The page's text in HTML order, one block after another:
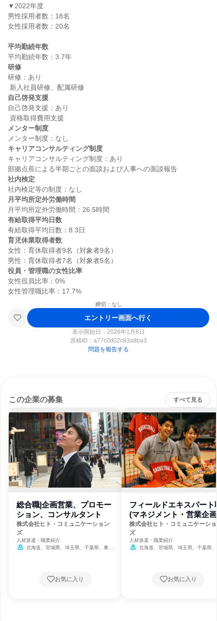
▼2022年度
男性採用者数：18名
女性採用者数：20名
平均勤続年数
研修
研修：あり
自己啓発支援
自己啓発支援：あり
メンター制度
キャリアコンサルティング制度
キャリアコンサルティング制度：あり
社内検定
月平均所定外労働時間
有給取得平均日数
育児休業取得者数
女性：育休取得者9名（対象者9名）
役員・管理職の女性比率
女性役員比率：0%
締切：なし
エントリー画面へ行く
表示開始日：2026年1月8日
原稿ID： a77c0d02c83a8ba3
問題を報告する
この企業の募集 すべて見る
総合職|企画営業、プロモー
ション、コンサルタント
株式会社ヒト・コミュニケーション
ズ
人材派遣・職業紹介
北海道、宮城県、埼玉県、千葉県、東京
お気に入り
フィールドエキスパート
(マネジメント・営業企
株式会社ヒト・コミュニケーシ
ズ
人材派遣・職業紹介
北海道、宮城県、埼玉県、千葉県
お気に入り